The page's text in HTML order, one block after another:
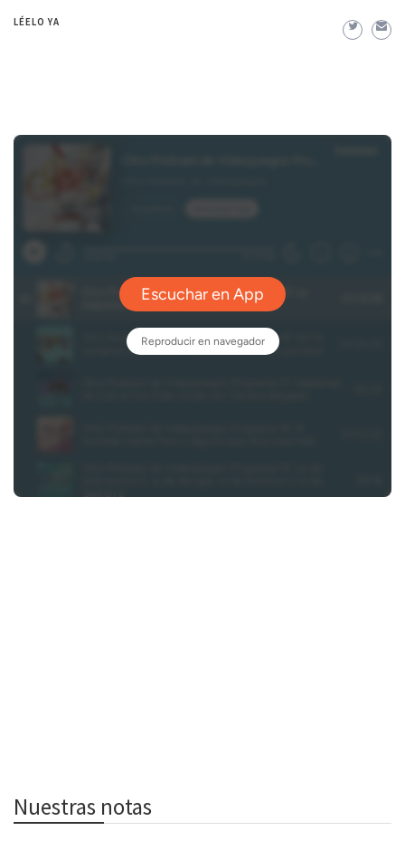
LÉELO YA
Nuestras notas